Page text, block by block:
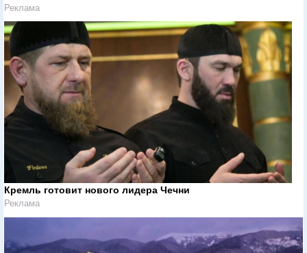
Реклама
Кремль готовит нового лидера Чечни
Реклама